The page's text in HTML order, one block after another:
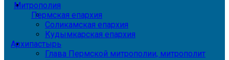
Митрополия
Пермская епархия
Соликамская епархия
Кудымкарская епархия
Архипастырь
Глава Пермской митрополии, митрополит